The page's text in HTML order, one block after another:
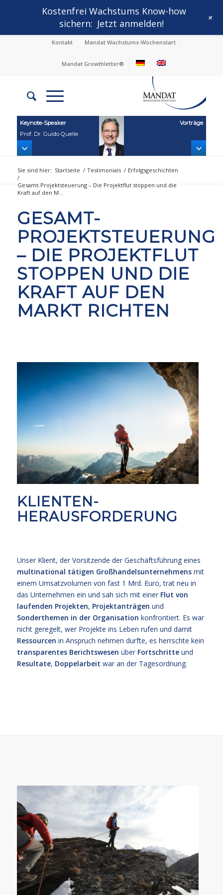
Kontakt Mandat Wachstums-Wochenstart
Mandat Growthletter®
Keynote‑Speaker
Prof. Dr. Guido Quelle
Vorträge
Sie sind hier: Startseite / Testimonials / Erfolgsgeschichten
/
Gesamt-Projektsteuerung – Die Projektflut stoppen und die
Kraft auf den M...
GESAMT-
PROJEKTSTEUERUNG
– DIE PROJEKTFLUT
STOPPEN UND DIE
KRAFT AUF DEN
MARKT RICHTEN
KLIENTEN-
HERAUSFORDERUNG
Unser Klient, der Vorsitzende der Geschäftsführung eines
multinational tätigen Großhandelsunternehmensmit
einem Umsatzvolumen von fast 1 Mrd. Euro, trat neu in
das Unternehmen ein und sah sich mit einer Flut von
laufenden Projekten, Projektanträgen und
Sonderthemen in der Organisation konfrontiert. Es war
nicht geregelt, wer Projekte ins Leben rufen und damit
Ressourcen in Anspruch nehmen durfte, es herrschte kein
transparentes Berichtswesen über Fortschritteund
Resultate, Doppelarbeit war an der Tagesordnung.
Kostenfrei Wachstums Know-how
sichern: Jetzt anmelden! +